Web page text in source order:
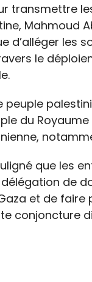
transmettre
Mahmoud
d’alléger les
le
peuple
du
que les
de
et de faire
conjoncture